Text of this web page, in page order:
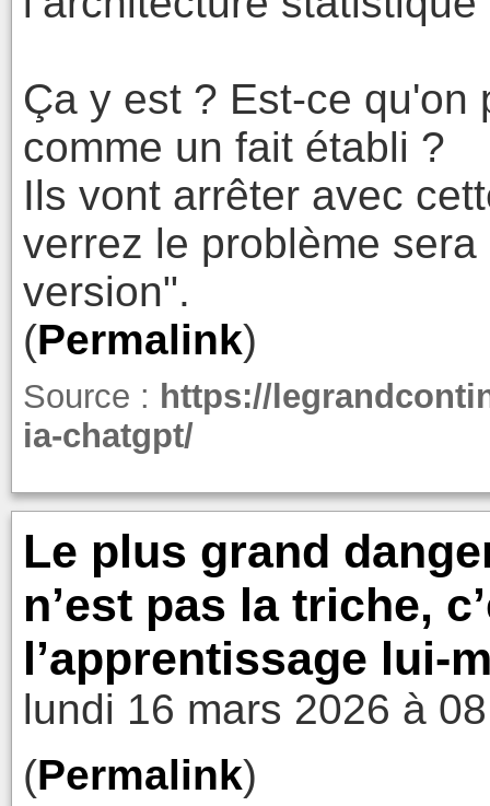
Ça y est ? Est-ce qu'on
comme un fait établi ?
Ils vont arrêter avec
verrez le problème
version".
(Permalink)
Source : https://
ia-chatgpt/
Le plus grand
n’est pas la triche,
l’apprentissage lui-
lundi 16 mars 2026 à
(Permalink)